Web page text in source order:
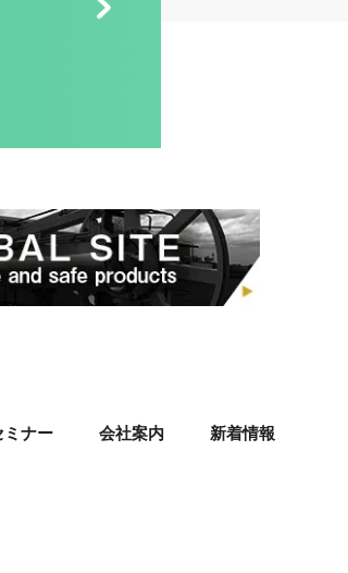
ナー 会社案内 新着情報